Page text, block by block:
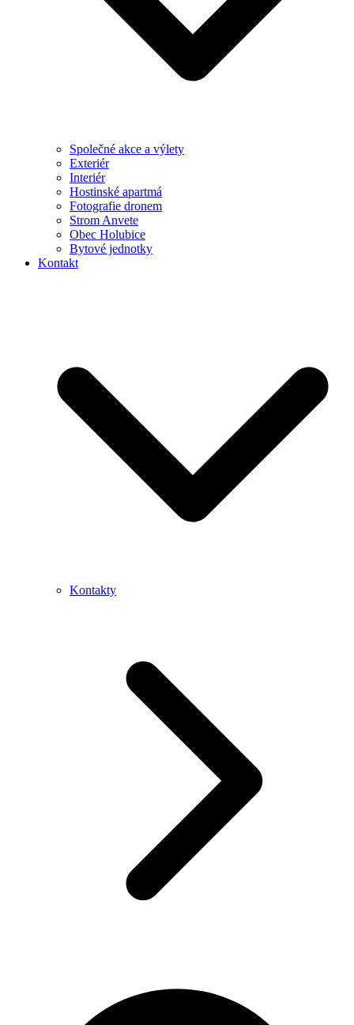
Společné akce a výlety
Exteriér
Interiér
Hostinské apartmá
Fotografie dronem
Strom Anvete
Obec Holubice
Bytové jednotky
Kontakt
Kontakty